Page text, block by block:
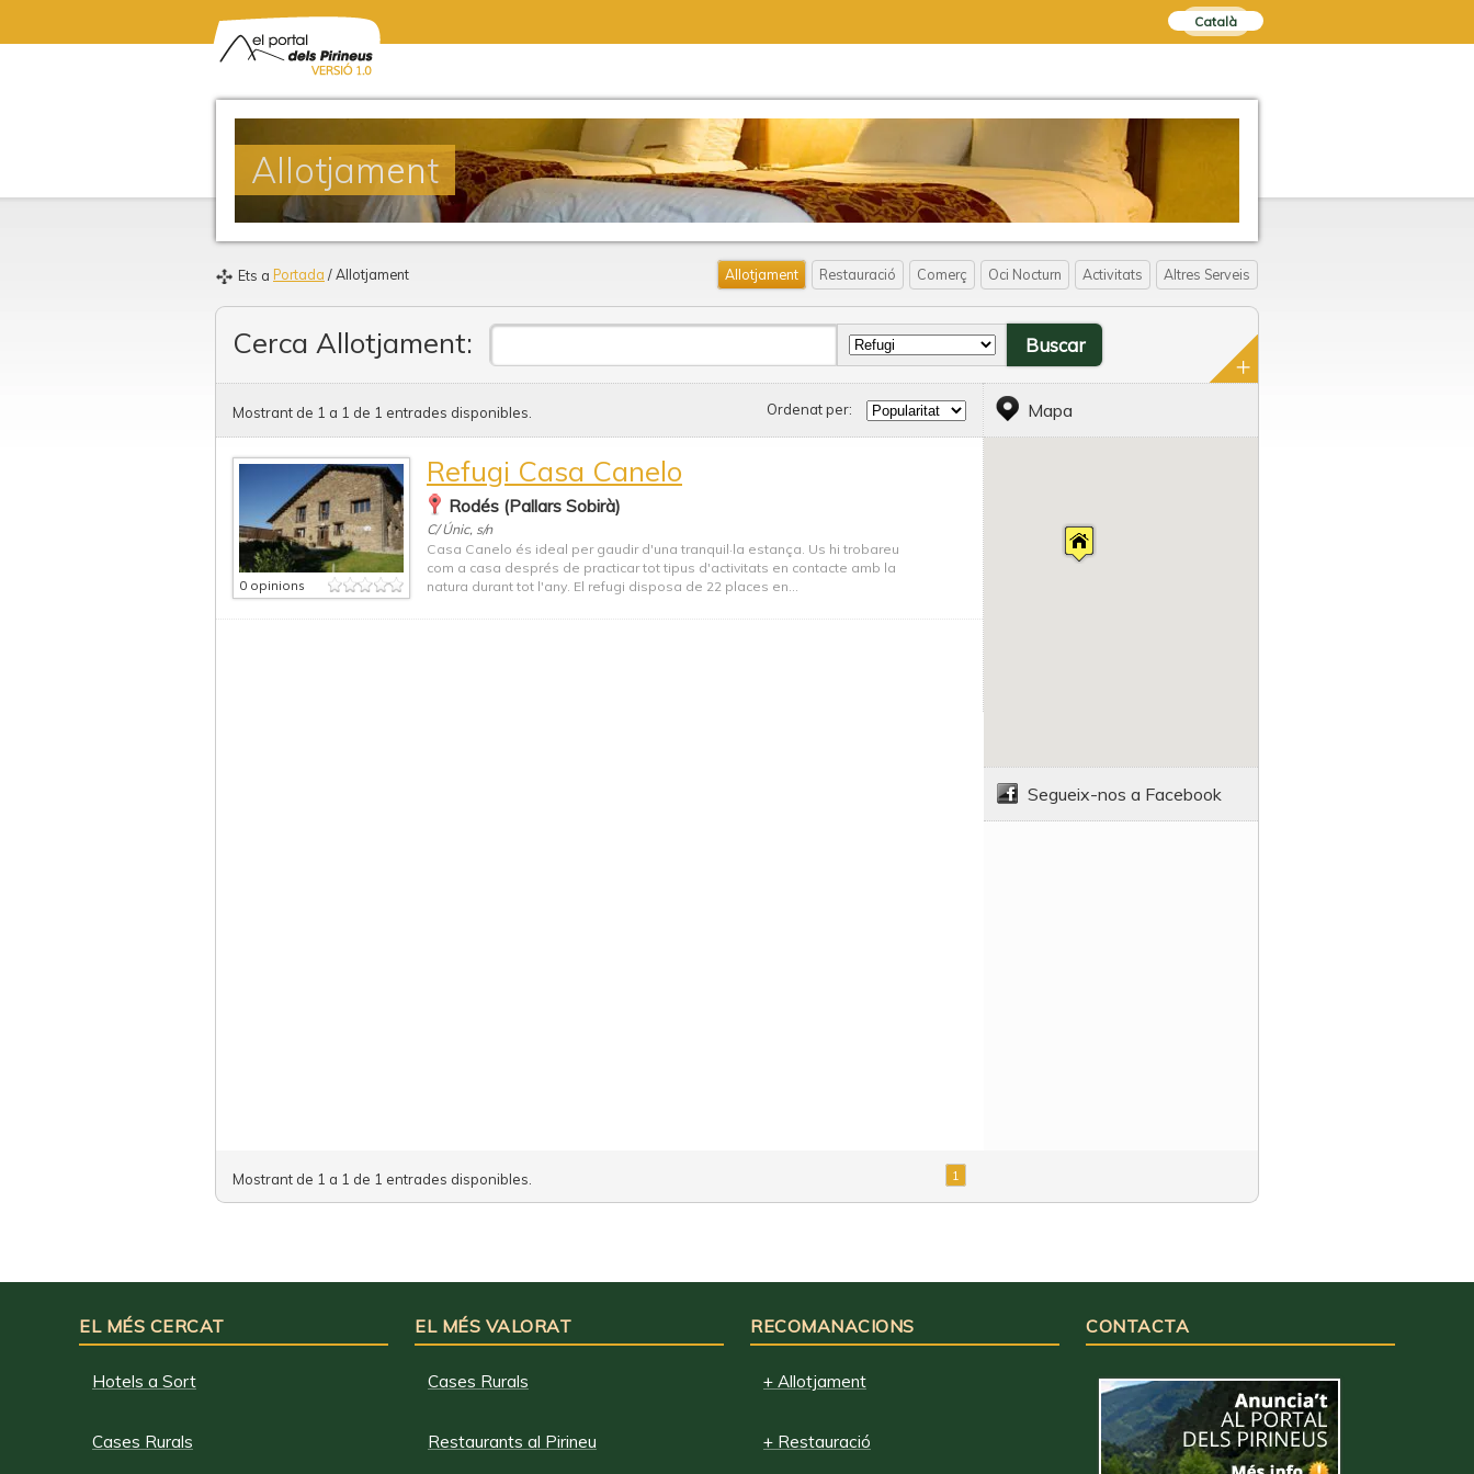
Català
Allotjament
Ets a Portada / Allotjament Allotjament Restauració Comerç Oci Nocturn Activitats Altres Serveis
Cerca Allotjament:
Mostrant de 1 a 1 de 1 entrades disponibles. Ordenat per:
0 opinions
Refugi Casa Canelo
Rodés (Pallars Sobirà)
C/ Únic, s/n
Casa Canelo és ideal per gaudir d'una tranquil·la estança. Us hi trobareu
com a casa després de practicar tot tipus d'activitats en contacte amb la
natura durant tot l'any. El refugi disposa de 22 places en...
Mapa
Segueix-nos a Facebook
Mostrant de 1 a 1 de 1 entrades disponibles. 1
EL MÉS CERCAT
Hotels a Sort
Cases Rurals
EL MÉS VALORAT
Cases Rurals
Restaurants al Pirineu
RECOMANACIONS
+ Allotjament
+ Restauració
CONTACTA